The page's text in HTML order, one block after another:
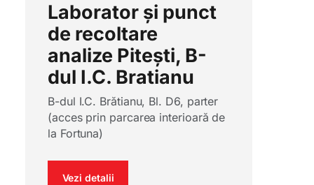
Laborator și punct
de recoltare
analize Pitești, B-
dul I.C. Bratianu
B-dul I.C. Brătianu, Bl. D6, parter
(acces prin parcarea interioară de
la Fortuna)
Vezi detalii